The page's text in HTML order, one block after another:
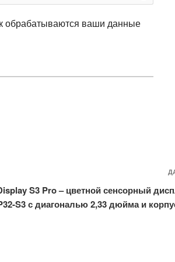
обрабатываются ваши данные
S3 Pro – цветной сенсорный
S3 с диагональю 2,33 дюйма и